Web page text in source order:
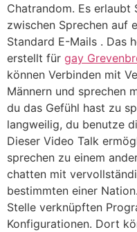
Chatrandom. Es erlaubt
zwischen Sprechen auf
Standard E-Mails . Das
erstellt für gay
können Verbinden mit
Männern und sprechen
du das Gefühl hast zu
langweilig, du benutze
Dieser Video Talk
sprechen zu einem
chatten mit
bestimmten einer
Stelle verknüpften
Konfigurationen. Dort